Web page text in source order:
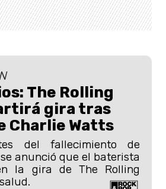
The Rolling
gira tras
Charlie Watts
del fallecimiento de
anunció que el baterista
la gira de The Rolling